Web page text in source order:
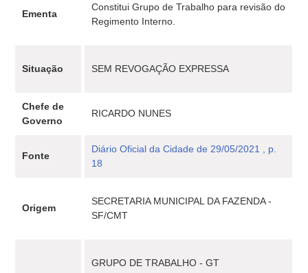
Ementa
Constitui Grupo de Trabalho para revisão do
Regimento Interno.
Situação SEM REVOGAÇÃO EXPRESSA
Chefe de
Governo
RICARDO NUNES
Fonte
Diário Oficial da Cidade de 29/05/2021 , p.
18
Origem
SECRETARIA MUNICIPAL DA FAZENDA -
SF/CMT
GRUPO DE TRABALHO - GT